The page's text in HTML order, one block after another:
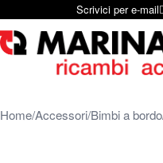
Salta al contenutoScrivici per e-mail
HomeAccessori Bimbi a bordo